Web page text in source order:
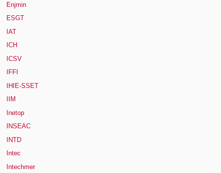
Enjmin
ESGT
IAT
ICH
ICSV
IFFI
IHIE-SSET
IIM
Inetop
INSEAC
INTD
Intec
Intechmer